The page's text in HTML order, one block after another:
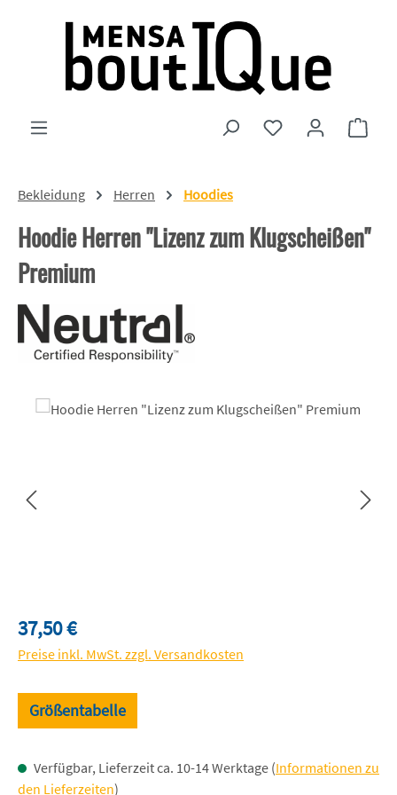
Zum Hauptinhalt springen
Du hast 0
Bekleidung Herren Hoodies
Hoodie Herren "Lizenz zum Klugscheißen"
Premium
Bildergalerie überspringen
Regulärer Preis:
37,50 €
Preise inkl. MwSt. zzgl. Versandkosten
Größentabelle
Verfügbar, Lieferzeit ca. 10-14 Werktage (Informationen zu
den Lieferzeiten)